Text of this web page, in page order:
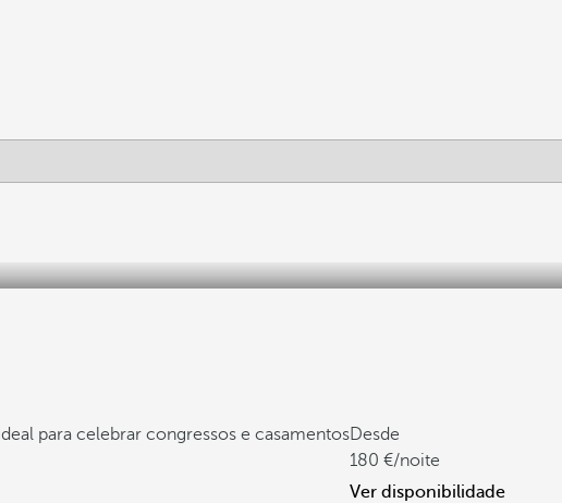
Ideal para celebrar congressos e casamentosDesde
180
/noite
Ver disponibilidade